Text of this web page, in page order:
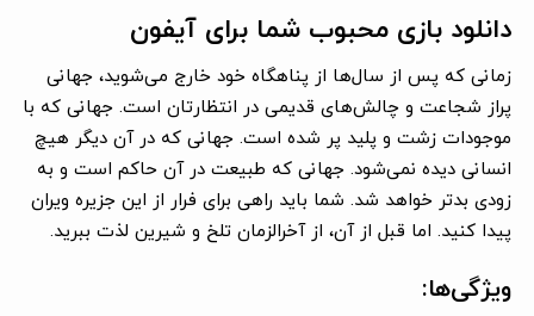
دانلود بازی محبوب شما برای آیفون
زمانی که پس از سال‌ها از پناهگاه خود خارج می‌شوید، جهانی
پراز شجاعت و چالش‌های قدیمی در انتظارتان است. جهانی که با
موجودات زشت و پلید پر شده است. جهانی که در آن دیگر هیچ
انسانی دیده نمی‌شود. جهانی که طبیعت در آن حاکم است و به
زودی بدتر خواهد شد. شما باید راهی برای فرار از این جزیره ویران
پیدا کنید. اما قبل از آن، از آخرالزمان تلخ و شیرین لذت ببرید.
ویژگی‌ها: